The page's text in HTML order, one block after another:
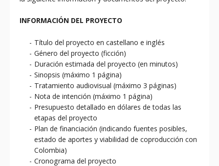
INFORMACIÓN DEL PROYECTO
Título del proyecto en castellano e inglés
Género del proyecto (ficción)
Duración estimada del proyecto (en minutos)
Sinopsis (máximo 1 página)
Tratamiento audiovisual (máximo 3 páginas)
Nota de intención (máximo 1 página)
Presupuesto detallado en dólares de todas las
etapas del proyecto
Plan de financiación (indicando fuentes posibles,
estado de aportes y viabilidad de coproducción con
Colombia)
Cronograma del proyecto